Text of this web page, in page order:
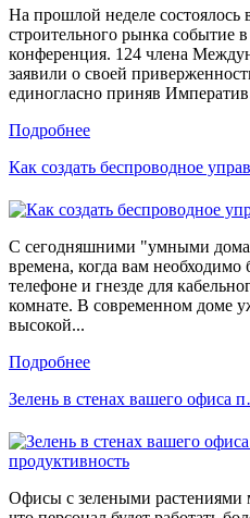
На прошлой неделе состоялось
строительного рынка событие
конференция. 124 члена
заявили о своей
единогласно приняв
Подробнее
Как создать беспроводное
С сегодняшними "умными
времена, когда вам необходимо
телефоне и гнезде для
комнате. В современном доме
высокой...
Подробнее
Зелень в стенах вашего офиса
Офисы с зелеными растениями